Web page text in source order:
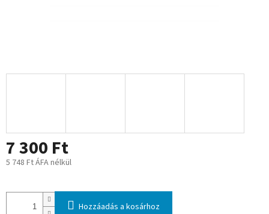
7 300 Ft
5 748 Ft ÁFA nélkül
Hozzáadás a kosárhoz